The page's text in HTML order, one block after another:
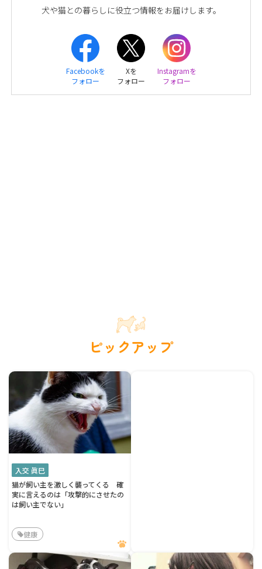
犬や猫との暮らしに役立つ情報をお届けします。
Facebookを
フォロー
Xを
フォロー
Instagramを
フォロー
ピックアップ
入交 眞巳
猫が飼い主を激しく襲ってくる 確
実に言えるのは「攻撃的にさせたの
は飼い主でない」
健康